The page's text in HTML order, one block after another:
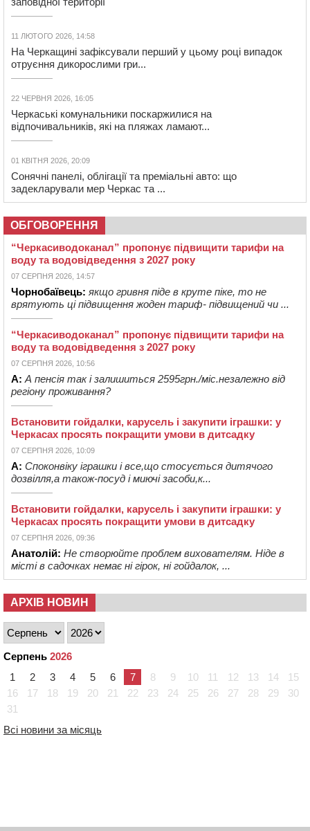
11 ЛЮТОГО 2026, 14:58
На Черкащині зафіксували перший у цьому році випадок
отруєння дикорослими гри...
22 ЧЕРВНЯ 2026, 16:05
Черкаські комунальники поскаржилися на
відпочивальників, які на пляжах ламают...
01 КВІТНЯ 2026, 20:09
Сонячні панелі, облігації та преміальні авто: що
задекларували мер Черкас та ...
ОБГОВОРЕННЯ
“Черкасиводоканал” пропонує підвищити тарифи на
воду та водовідведення з 2027 року
07 СЕРПНЯ 2026, 14:57
Чорнобаївець: якщо гривня піде в круте піке, то не
врятують ці підвищення жоден тариф- підвищений чи ...
“Черкасиводоканал” пропонує підвищити тарифи на
воду та водовідведення з 2027 року
07 СЕРПНЯ 2026, 10:56
А: А пенсія так і залишиться 2595грн./міс.незалежно від
регіону проживання?
Встановити гойдалки, карусель і закупити іграшки: у
Черкасах просять покращити умови в дитсадку
07 СЕРПНЯ 2026, 10:09
А: Споконвіку іграшки і все,що стосується дитячого
дозвілля,а також-посуд і миючі засоби,к...
Встановити гойдалки, карусель і закупити іграшки: у
Черкасах просять покращити умови в дитсадку
07 СЕРПНЯ 2026, 09:36
Анатолій: Не створюйте проблем вихователям. Ніде в
місті в садочках немає ні гірок, ні гойдалок, ...
АРХІВ НОВИН
Серпень 2026
1
2 3 4 5 6 7 8 9 10 11 12 13 14
15
16
17 18 19 20 21 22 23 24 25 26 27 28 29
30
31
Всі новини за місяць